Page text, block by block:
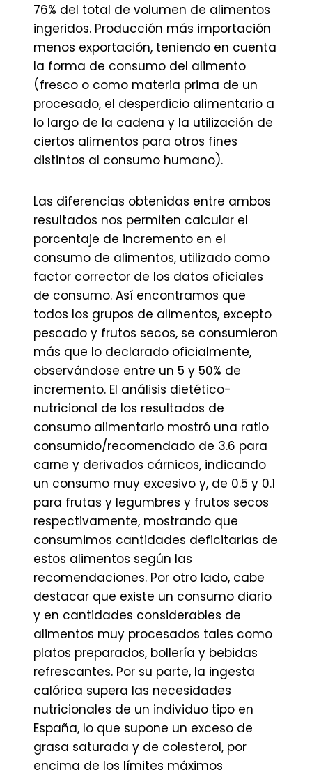
76% del total de volumen de alimentos
ingeridos. Producción más importación
menos exportación, teniendo en cuenta
la forma de consumo del alimento
(fresco o como materia prima de un
procesado, el desperdicio alimentario a
lo largo de la cadena y la utilización de
ciertos alimentos para otros fines
distintos al consumo humano).
Las diferencias obtenidas entre ambos
resultados nos permiten calcular el
porcentaje de incremento en el
consumo de alimentos, utilizado como
factor corrector de los datos oficiales
de consumo. Así encontramos que
todos los grupos de alimentos, excepto
pescado y frutos secos, se consumieron
más que lo declarado oficialmente,
observándose entre un 5 y 50% de
incremento. El análisis dietético-
nutricional de los resultados de
consumo alimentario mostró una ratio
consumido/recomendado de 3.6 para
carne y derivados cárnicos, indicando
un consumo muy excesivo y, de 0.5 y 0.1
para frutas y legumbres y frutos secos
respectivamente, mostrando que
consumimos cantidades deficitarias de
estos alimentos según las
recomendaciones. Por otro lado, cabe
destacar que existe un consumo diario
y en cantidades considerables de
alimentos muy procesados tales como
platos preparados, bollería y bebidas
refrescantes. Por su parte, la ingesta
calórica supera las necesidades
nutricionales de un individuo tipo en
España, lo que supone un exceso de
grasa saturada y de colesterol, por
encima de los límites máximos